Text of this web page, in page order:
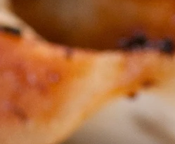
替）サービス。代金引き換え手数料
客様ご負担になります。
円以上の場合は送料無料
からのご注文の場合はシステム上送料
ませんので
中に送料金額を返品します）